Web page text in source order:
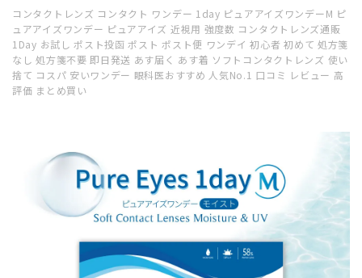
コンタクトレンズ コンタクト ワンデー 1day ピュアアイズワンデーM ピ
ュアアイズワンデー ピュアアイズ 近視用 強度数 コンタクトレンズ通販
1Day お試し ポスト投函 ポスト ポスト便 ワンデイ 初心者 初めて 処方箋
なし 処方箋不要 即日発送 あす届く あす着 ソフトコンタクトレンズ 使い
捨て コスパ 安いワンデー 眼科医おすすめ 人気No.1 口コミ レビュー 高
評価 まとめ買い